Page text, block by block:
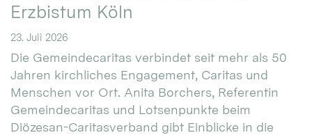
Erzbistum Köln
23. Juli 2026
Die Gemeindecaritas verbindet seit mehr als 50
Jahren kirchliches Engagement, Caritas und
Menschen vor Ort. Anita Borchers, Referentin
Gemeindecaritas und Lotsenpunkte beim
Diözesan-Caritasverband gibt Einblicke in die